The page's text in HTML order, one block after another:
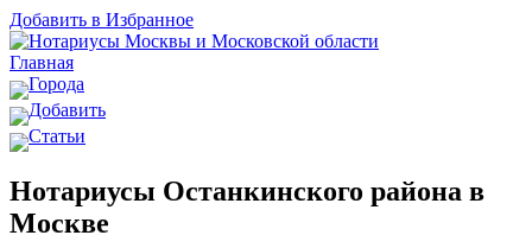
Добавить в Избранное
Главная
Города
Добавить
Статьи
Нотариусы Останкинского района в
Москве